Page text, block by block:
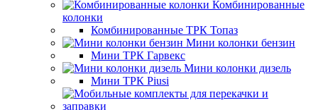
Комбинированные
колонки
Комбинированные ТРК Топаз
Мини колонки бензин
Мини ТРК Гарвекс
Мини колонки дизель
Мини ТРК Piusi